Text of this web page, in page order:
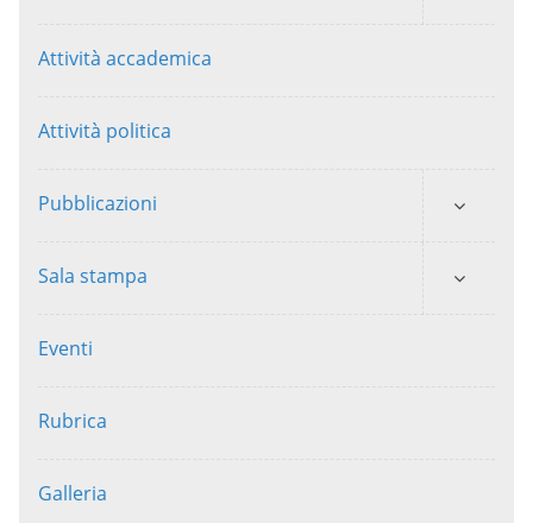
Attività accademica
Attività politica
Pubblicazioni
Sala stampa
Eventi
Rubrica
Galleria